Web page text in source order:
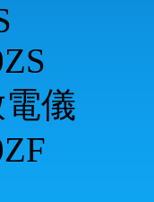
儀